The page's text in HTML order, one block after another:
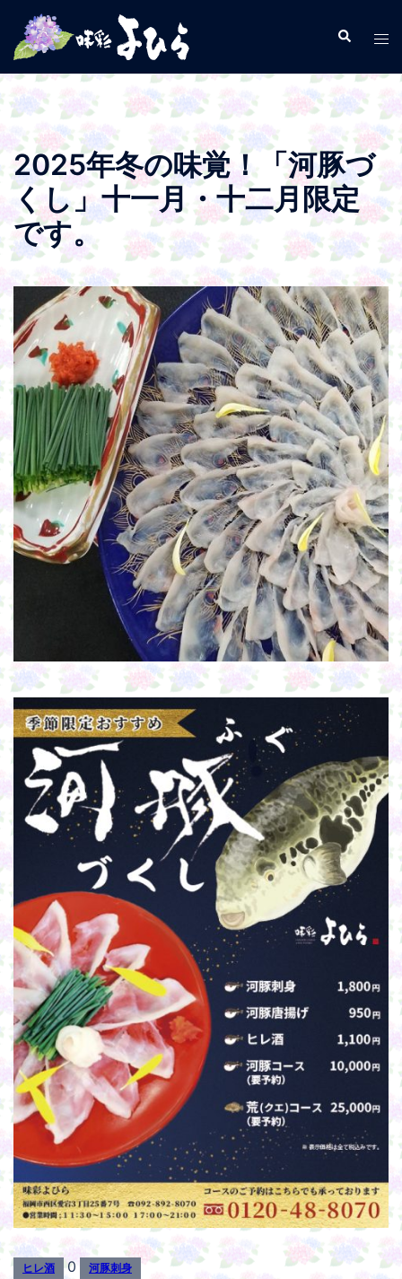
テ
ン
ツ
ス
キ
プ
検
ト
ル
メ
ニ
ュ
ー
2025年冬の味覚！「河豚づ
くし」十一月・十二月限定
です。
ヒレ酒 0 河豚刺身